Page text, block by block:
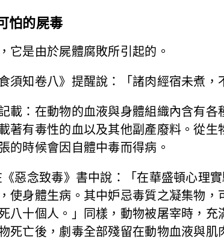
怕的屍毒
它是由於屍體腐敗所引起的。
須知卷八》提醒說：「諸肉經宿未煮，
載：在動物的血液與身體組織內含有
著有毒性的血以及其他副產廢料。從
的時候會因自體中毒而得病。
惡念致毒》書中說：「在華盛頓心理
使身體生病。其中妒忌毒質之凝集物
八十個人。」同樣，動物被屠宰時，
死亡後，劇毒全部殘留在動物血液與